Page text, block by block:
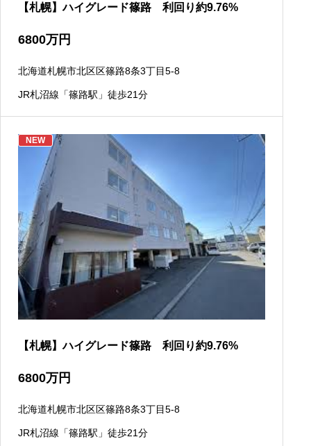
【札幌】ハイグレード篠路 利回り約9.76%
6800万円
北海道札幌市北区区篠路8条3丁目5-8
JR札沼線「篠路駅」徒歩21分
NEW
【札幌】ハイグレード篠路 利回り約9.76%
6800万円
北海道札幌市北区区篠路8条3丁目5-8
JR札沼線「篠路駅」徒歩21分